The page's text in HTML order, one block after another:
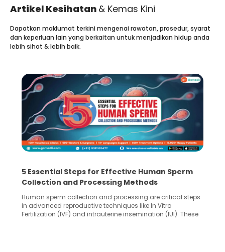
Artikel Kesihatan & Kemas Kini
Dapatkan maklumat terkini mengenai rawatan, prosedur, syarat
dan keperluan lain yang berkaitan untuk menjadikan hidup anda
lebih sihat & lebih baik.
5 Essential Steps for Effective Human Sperm
Collection and Processing Methods
Human sperm collection and processing are critical steps
in advanced reproductive techniques like In Vitro
Fertilization (IVF) and intrauterine insemination (IUI). These